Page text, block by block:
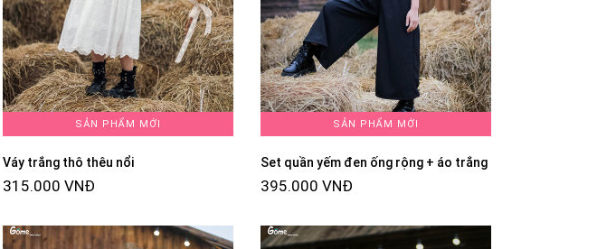
SẢN PHẨM MỚI
Váy trắng thô thêu nổi
315.000 VNĐ
SẢN PHẨM MỚI
Set quần yếm đen ống rộng + áo trắng
395.000 VNĐ